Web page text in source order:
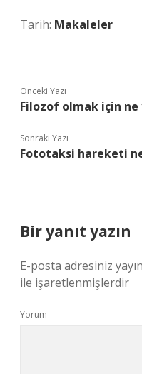
Tarih: Makaleler
Önceki Yazı
Filozof olmak için ne
Sonraki Yazı
Fototaksi hareketi
Bir yanıt yazın
E-posta adresiniz
ile işaretlenmişlerdir
Yorum